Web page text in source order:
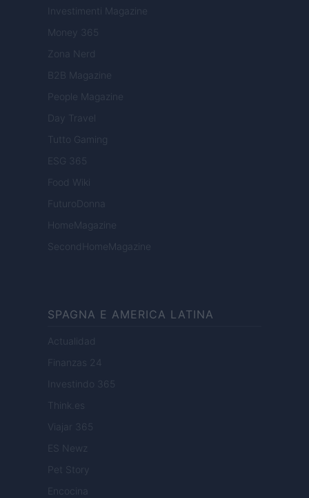
Investimenti Magazine
Money 365
Zona Nerd
B2B Magazine
People Magazine
Day Travel
Tutto Gaming
ESG 365
Food Wiki
FuturoDonna
HomeMagazine
SecondHomeMagazine
SPAGNA E AMERICA LATINA
Actualidad
Finanzas 24
Investindo 365
Think.es
Viajar 365
ES Newz
Pet Story
Encocina